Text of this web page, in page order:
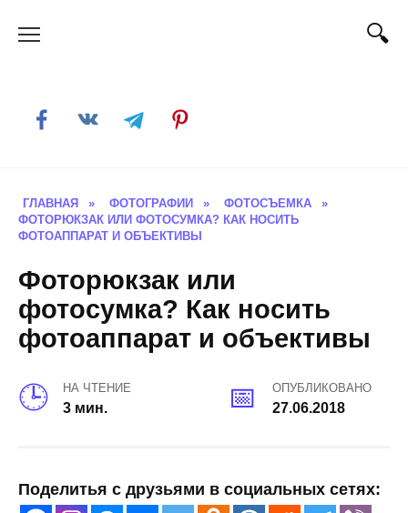
ГЛАВНАЯ » ФОТОГРАФИИ » ФОТОСЪЕМКА
»
ФОТОРЮКЗАК ИЛИ ФОТОСУМКА? КАК НОСИТЬ
ФОТОАППАРАТ И ОБЪЕКТИВЫ
Фоторюкзак или
фотосумка? Как носить
фотоаппарат и объективы
НА ЧТЕНИЕ
3 мин.
ОПУБЛИКОВАНО
27.06.2018
Поделитья с друзьями в социальных сетях: